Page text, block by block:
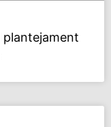
plantejament